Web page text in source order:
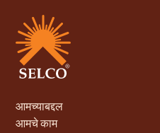
आमच्याबद्दल
आमचे काम